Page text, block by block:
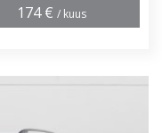
174 € / kuus